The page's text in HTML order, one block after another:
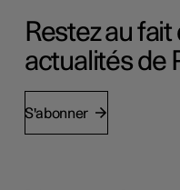
Restez au
actualités de
S'abonner